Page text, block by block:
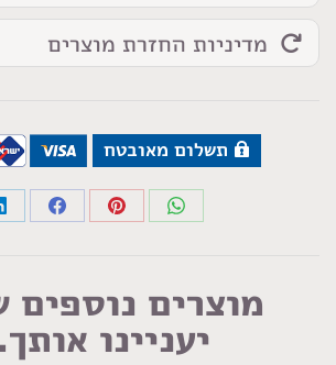
מדיניות החזרת מוצרים
תשלום מאובטח
Share
Share
Share
מוצרים נוספים
יעניינו